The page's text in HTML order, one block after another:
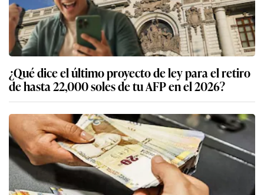
¿Qué dice el último proyecto de ley para el retiro
de hasta 22,000 soles de tu AFP en el 2026?